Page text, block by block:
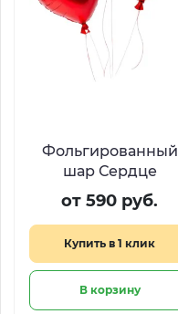
Фольгированный
шар Сердце
от 590 руб.
Купить в 1 клик
В корзину